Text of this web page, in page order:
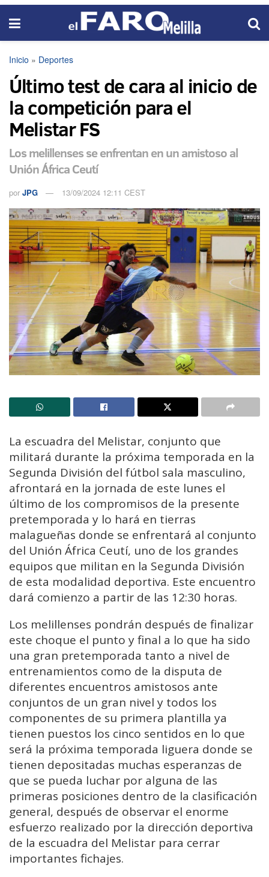
Inicio » Deportes
Último test de cara al inicio de
la competición para el
Melistar FS
Los melillenses se enfrentan en un amistoso al
Unión África Ceutí
por JPG 13/09/2024 12:11 CEST
La escuadra del Melistar, conjunto que
militará durante la próxima temporada en la
Segunda División del fútbol sala masculino,
afrontará en la jornada de este lunes el
último de los compromisos de la presente
pretemporada y lo hará en tierras
malagueñas donde se enfrentará al conjunto
del Unión África Ceutí, uno de los grandes
equipos que militan en la Segunda División
de esta modalidad deportiva. Este encuentro
dará comienzo a partir de las 12:30 horas.
Los melillenses pondrán después de finalizar
este choque el punto y final a lo que ha sido
una gran pretemporada tanto a nivel de
entrenamientos como de la disputa de
diferentes encuentros amistosos ante
conjuntos de un gran nivel y todos los
componentes de su primera plantilla ya
tienen puestos los cinco sentidos en lo que
será la próxima temporada liguera donde se
tienen depositadas muchas esperanzas de
que se pueda luchar por alguna de las
primeras posiciones dentro de la clasificación
general, después de observar el enorme
esfuerzo realizado por la dirección deportiva
de la escuadra del Melistar para cerrar
importantes fichajes.